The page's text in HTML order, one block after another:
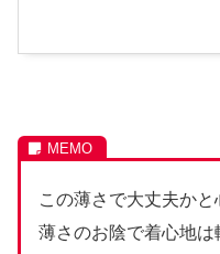
この薄さで大丈夫か
薄さのお陰で着心地は